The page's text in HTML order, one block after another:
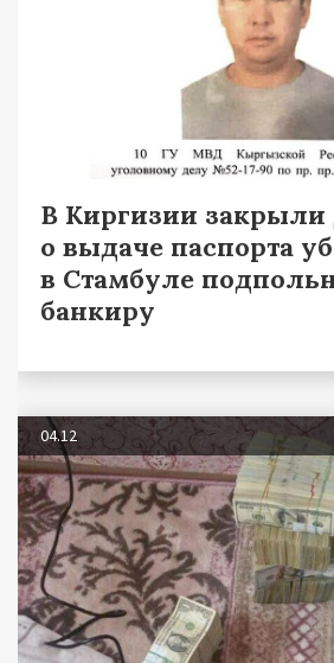
В Киргизии закрыли
о выдаче паспорта
в Стамбуле
банкиру
04.12